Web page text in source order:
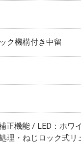
ク機構付き中留
正機能 / LED：ホワ
理・ねじロック式リ